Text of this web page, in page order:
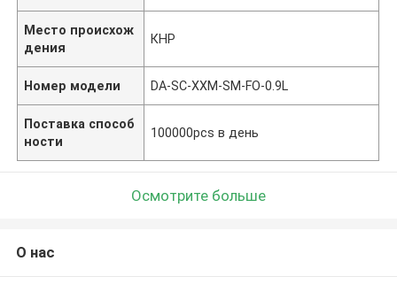
Место происхож
дения
КНР
Номер модели DA-SC-XXM-SM-FO-0.9L
Поставка способ
ности
100000pcs в день
Осмотрите больше
О нас